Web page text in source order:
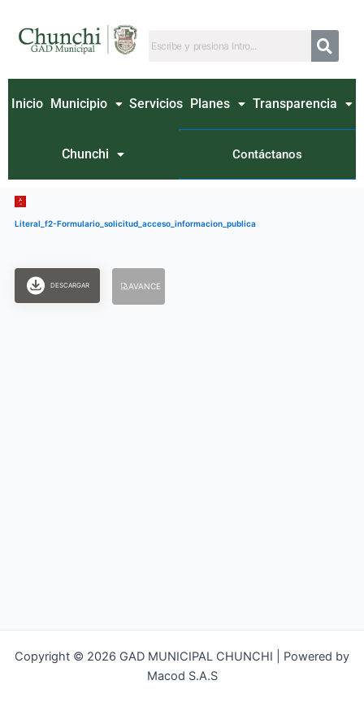
contenido
Inicio Municipio Servicios Planes Transparencia
Chunchi Contáctanos
Literal_f2-Formulario_solicitud_acceso_informacion_publica
DESCARGAR AVANCE
Copyright © 2026 GAD MUNICIPAL CHUNCHI | Powered by
Macod S.A.S